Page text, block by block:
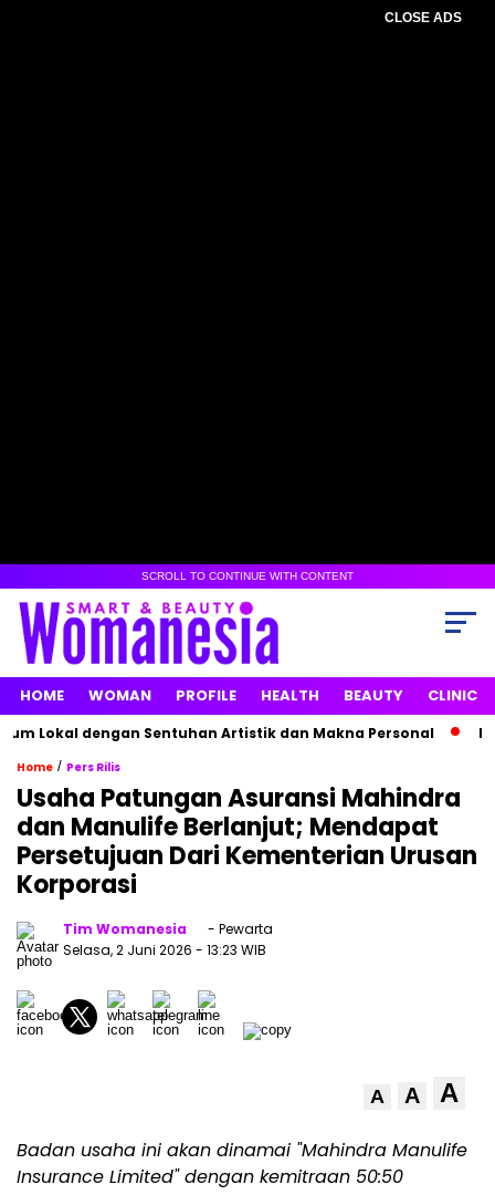
CLOSE ADS
SCROLL TO CONTINUE WITH CONTENT
HOME WOMAN PROFILE HEALTH BEAUTY CLINIC
Lokal dengan Sentuhan Artistik dan Makna Personal
Home / Pers Rilis
Usaha Patungan Asuransi Mahindra
dan Manulife Berlanjut; Mendapat
Persetujuan Dari Kementerian Urusan
Korporasi
Tim Womanesia
- Pewarta
Selasa, 2 Juni 2026 - 13:23 WIB
A A A
Badan usaha ini akan dinamai "Mahindra Manulife
Insurance Limited" dengan kemitraan 50:50